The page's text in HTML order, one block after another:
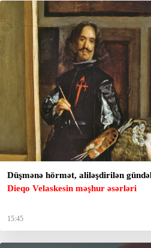
Düşmənə hörmət, aliləşdirilən
Dieqo Velaskesin məşhur əsərləri
15:45